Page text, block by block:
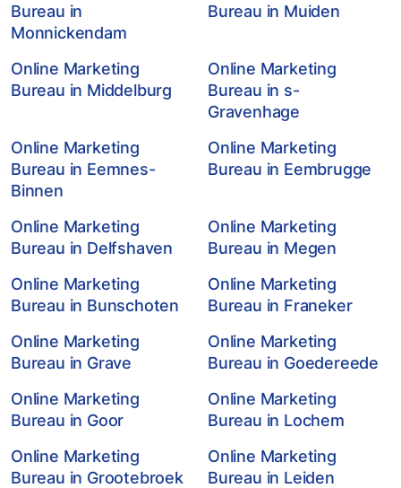
Bureau in
Monnickendam
Bureau in Muiden
Online Marketing
Bureau in Middelburg
Online Marketing
Bureau in s-
Gravenhage
Online Marketing
Bureau in Eemnes-
Binnen
Online Marketing
Bureau in Eembrugge
Online Marketing
Bureau in Delfshaven
Online Marketing
Bureau in Megen
Online Marketing
Bureau in Bunschoten
Online Marketing
Bureau in Franeker
Online Marketing
Bureau in Grave
Online Marketing
Bureau in Goedereede
Online Marketing
Bureau in Goor
Online Marketing
Bureau in Lochem
Online Marketing
Bureau in Grootebroek
Online Marketing
Bureau in Leiden